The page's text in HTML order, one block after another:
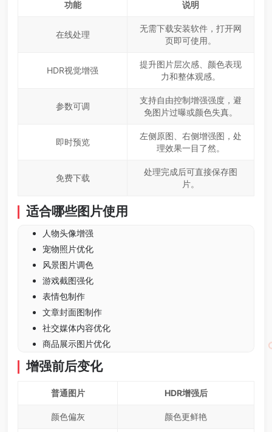
功能 说明
在线处理
无需下载安装软件，打开网
页即可使用。
HDR视觉增强
提升图片层次感、颜色表现
力和整体观感。
参数可调
支持自由控制增强强度，避
免图片过曝或颜色失真。
即时预览
左侧原图、右侧增强图，处
理效果一目了然。
免费下载
处理完成后可直接保存图
片。
适合哪些图片使用
人物头像增强
宠物照片优化
风景图片调色
游戏截图强化
表情包制作
文章封面图制作
社交媒体内容优化
商品展示图片优化
增强前后变化
普通图片 HDR增强后
颜色偏灰 颜色更鲜艳